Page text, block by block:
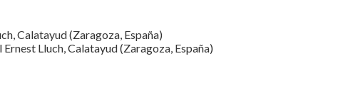
Calatayud (Zaragoza, España)
Lluch, Calatayud (Zaragoza, España)